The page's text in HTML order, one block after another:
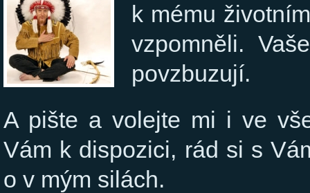
k mému
vzpomněli.
povzbuzují.
A pište a volejte mi i ve
Vám k dispozici, rád si s
o v mým silách.